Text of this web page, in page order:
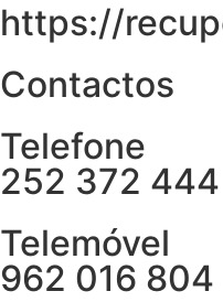
https://
Contactos
Telefone
252 372 444
Telemóvel
962 016 804